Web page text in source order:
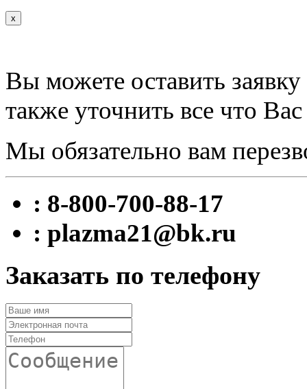
x
Вы можете оставить
также уточнить все что Вас
Мы обязательно вам
: 8-800-700-88-17
: plazma21@bk.ru
Заказать по телефону